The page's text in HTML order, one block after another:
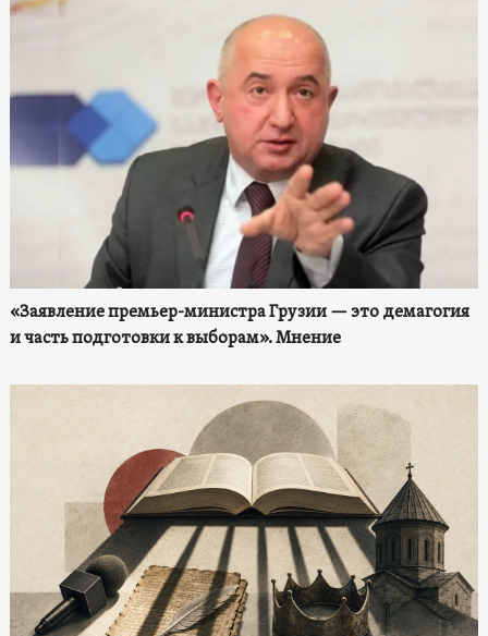
«Заявление премьер-министра Грузии — это демагогия
и часть подготовки к выборам». Мнение